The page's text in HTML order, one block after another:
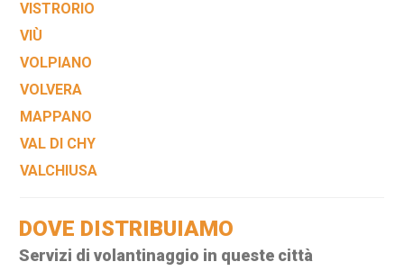
VISTRORIO
VIÙ
VOLPIANO
VOLVERA
MAPPANO
VAL DI CHY
VALCHIUSA
DOVE DISTRIBUIAMO
Servizi di volantinaggio in queste città